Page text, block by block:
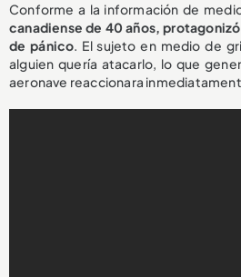
Conforme a la información de
canadiense de 40 años,
de pánico. El sujeto en medio de
alguien quería atacarlo, lo que
aeronave reaccionara